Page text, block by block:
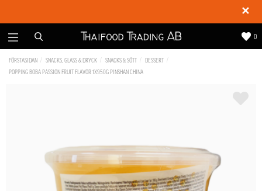
✕
0
FÖRSTASIDAN SNACKS, GLASS & DRYCK SNACKS & SÖTT
DESSERT
POPPING BOBA PASSION FRUIT FLAVOR 1X950G PINSHAN CHINA